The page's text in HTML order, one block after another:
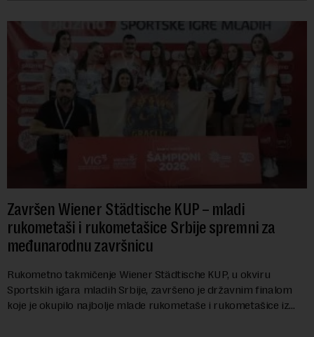
Završen Wiener Städtische KUP – mladi
rukometaši i rukometašice Srbije spremni za
međunarodnu završnicu
Rukometno takmičenje Wiener Städtische KUP, u okviru
Sportskih igara mladih Srbije, završeno je državnim finalom
koje je okupilo najbolje mlade rukometaše i rukometašice iz